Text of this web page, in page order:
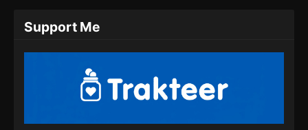
Against the Sky Supreme Episode 324
Eps 324 - Against the Sky Supreme Episode
Support Me